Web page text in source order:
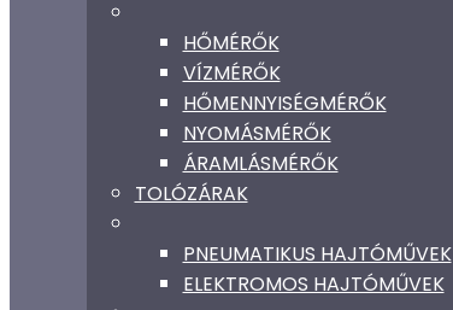
HŐMÉRŐK
VÍZMÉRŐK
HŐMENNYISÉGMÉRŐK
NYOMÁSMÉRŐK
ÁRAMLÁSMÉRŐK
TOLÓZÁRAK
PNEUMATIKUS HAJTÓMŰVEK
ELEKTROMOS HAJTÓMŰVEK